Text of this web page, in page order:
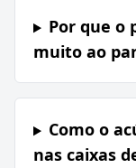
Por que o
muito ao
Como o
nas caixas